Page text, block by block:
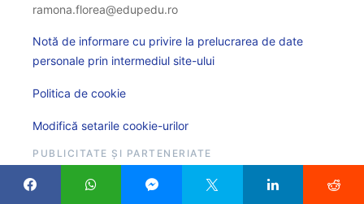
ramona.florea@edupedu.ro
Notă de informare cu privire la prelucrarea de date
personale prin intermediul site-ului
Politica de cookie
Modifică setarile cookie-urilor
PUBLICITATE ȘI PARTENERIATE
Adresă de e-mail